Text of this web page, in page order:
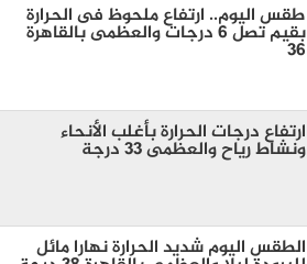
طقس اليوم.. ارتفاع ملحوظ فى الحرارة
بقيم تصل 6 درجات والعظمى بالقاهرة
36
ارتفاع درجات الحرارة بأغلب الأنحاء
ونشاط رياح والعظمى 33 درجة
الطقس اليوم شديد الحرارة نهارا مائل